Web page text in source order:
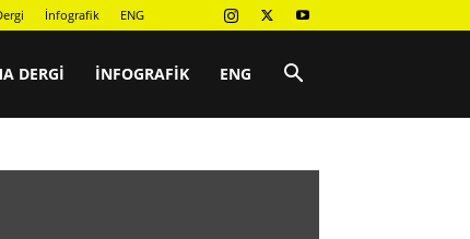
İnfografik ENG
DERGI İNFOGRAFIK ENG